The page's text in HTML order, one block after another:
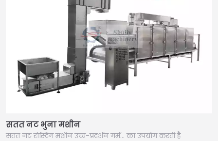
सतत नट भुना मशीन
सतत नट रोस्टिंग मशीन उच्च-प्रदर्शन गर्म… का उपयोग करती है